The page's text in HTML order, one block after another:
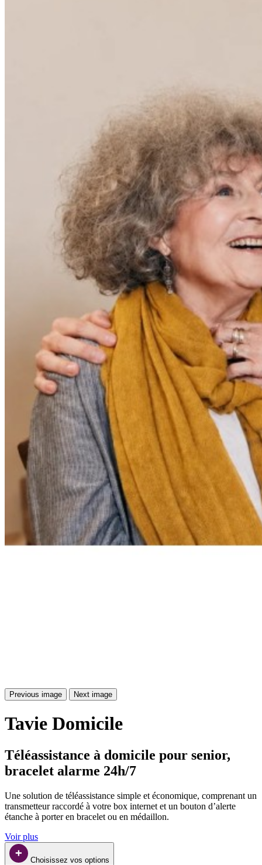
Previous image Next image
Tavie Domicile
Téléassistance à domicile pour senior,
bracelet alarme 24h/7
Une solution de téléassistance simple et économique, comprenant un
transmetteur raccordé à votre box internet et un bouton d’alerte
étanche à porter en bracelet ou en médaillon.
Voir plus
Choisissez vos options